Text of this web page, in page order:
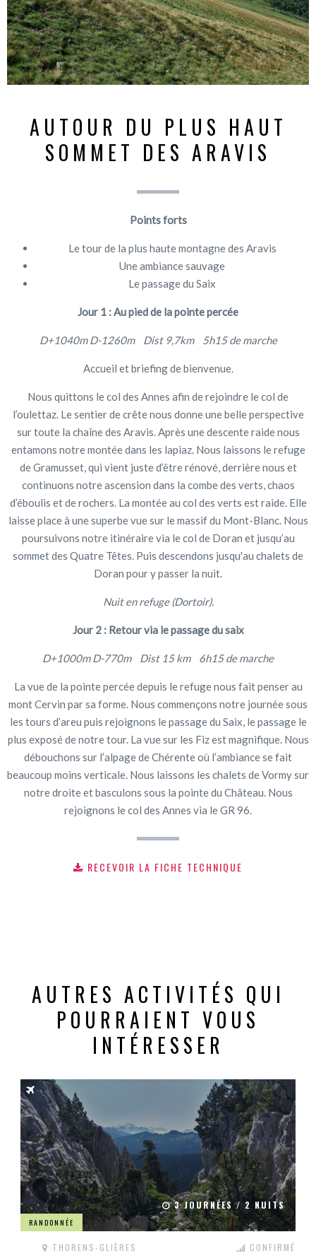
AUTOUR DU PLUS HAUT
SOMMET DES ARAVIS
Points forts
Le tour de la plus haute montagne des Aravis
Une ambiance sauvage
Le passage du Saix
Jour 1 : Au pied de la pointe percée
D+1040m D-1260m Dist 9,7km 5h15 de marche
Accueil et briefing de bienvenue.
Nous quittons le col des Annes afin de rejoindre le col de
l’oulettaz. Le sentier de crête nous donne une belle perspective
sur toute la chaîne des Aravis. Après une descente raide nous
entamons notre montée dans les lapiaz. Nous laissons le refuge
de Gramusset, qui vient juste d’être rénové, derrière nous et
continuons notre ascension dans la combe des verts, chaos
d’éboulis et de rochers. La montée au col des verts est raide. Elle
laisse place à une superbe vue sur le massif du Mont-Blanc. Nous
poursuivons notre itinéraire via le col de Doran et jusqu’au
sommet des Quatre Têtes. Puis descendons jusqu'au chalets de
Doran pour y passer la nuit.
Nuit en refuge (Dortoir).
Jour 2 : Retour via le passage du saix
D+1000m D-770m Dist 15 km 6h15 de marche
La vue de la pointe percée depuis le refuge nous fait penser au
mont Cervin par sa forme. Nous commençons notre journée sous
les tours d’areu puis rejoignons le passage du Saix, le passage le
plus exposé de notre tour. La vue sur les Fiz est magnifique. Nous
débouchons sur l’alpage de Chérente où l’ambiance se fait
beaucoup moins verticale. Nous laissons les chalets de Vormy sur
notre droite et basculons sous la pointe du Château. Nous
rejoignons le col des Annes via le GR 96.
RECEVOIR LA FICHE TECHNIQUE
AUTRES ACTIVITÉS QUI
POURRAIENT VOUS
INTÉRESSER
3 JOURNÉES / 2 NUITS
RANDONNÉE
THORENS-GLIÈRES CONFIRMÉ